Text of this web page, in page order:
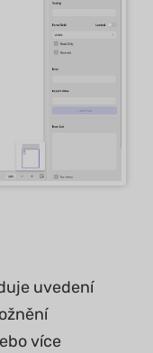
uvedení
více